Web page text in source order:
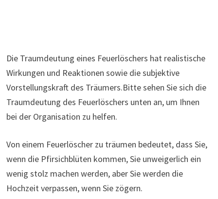
Die Traumdeutung eines Feuerlöschers hat realistische
Wirkungen und Reaktionen sowie die subjektive
Vorstellungskraft des Träumers.Bitte sehen Sie sich die
Traumdeutung des Feuerlöschers unten an, um Ihnen
bei der Organisation zu helfen.
Von einem Feuerlöscher zu träumen bedeutet, dass Sie,
wenn die Pfirsichblüten kommen, Sie unweigerlich ein
wenig stolz machen werden, aber Sie werden die
Hochzeit verpassen, wenn Sie zögern.